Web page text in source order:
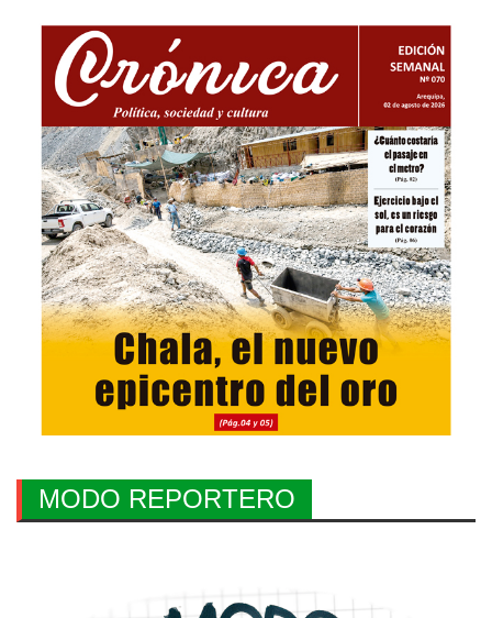
MODO REPORTERO